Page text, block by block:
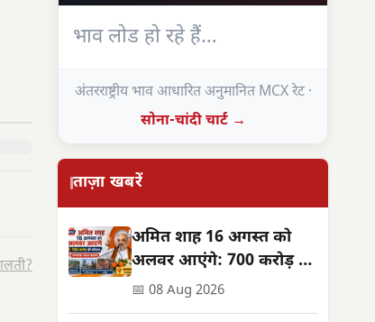
भाव लोड हो रहे हैं…
अंतरराष्ट्रीय भाव आधारित अनुमानित MCX रेट ·
सोना-चांदी चार्ट →
ताज़ा खबरें
अमित शाह 16 अगस्त को
अलवर आएंगे: 700 करोड़ की
सौगात, जनसभा स्थल बदला
📅 08 Aug 2026